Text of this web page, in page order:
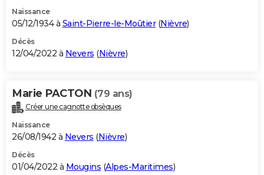
Naissance
05/12/1934 à Saint-Pierre-le-Moûtier(Nièvre)
Décès
12/04/2022 à Nevers (Nièvre)
Marie PACTON (79 ans)
Créer une cagnotte obsèques
Naissance
26/08/1942 à Nevers (Nièvre)
Décès
01/04/2022 à Mougins (Alpes-Maritimes)